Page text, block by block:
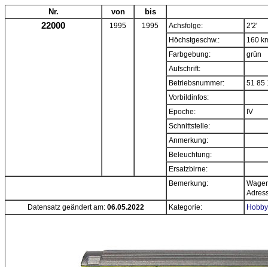
Nr. von bis
22000 1995 1995 Achsfolge:
2'2'
Höchstgeschw.:
160
Farbgebung:
grün
Aufschrift:
Betriebsnummer:
51 85
Vorbildinfos:
Epoche:
IV
Schnittstelle:
Anmerkung:
Beleuchtung:
Ersatzbirne:
Bemerkung:
Datensatz geändert am: 06.05.2022 Kategorie: